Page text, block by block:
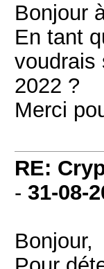
Bonjour
En tant
voudrais
2022 ?
Merci
RE:
- 31-08-
Bonjour,